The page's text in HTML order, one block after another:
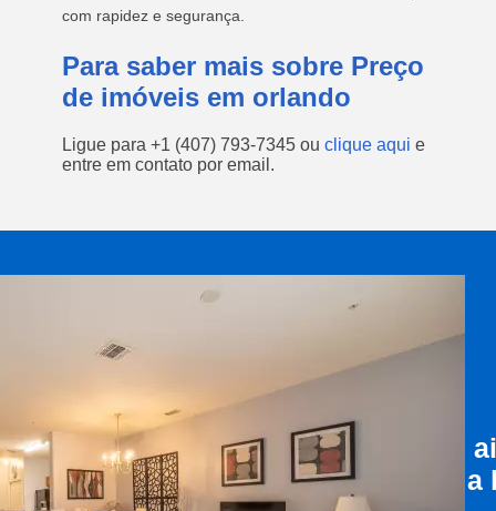
com rapidez e segurança.
Para saber mais sobre Preço
de imóveis em orlando
Ligue para +1 (407) 793-7345 ou clique aqui e
entre em contato por email.
a